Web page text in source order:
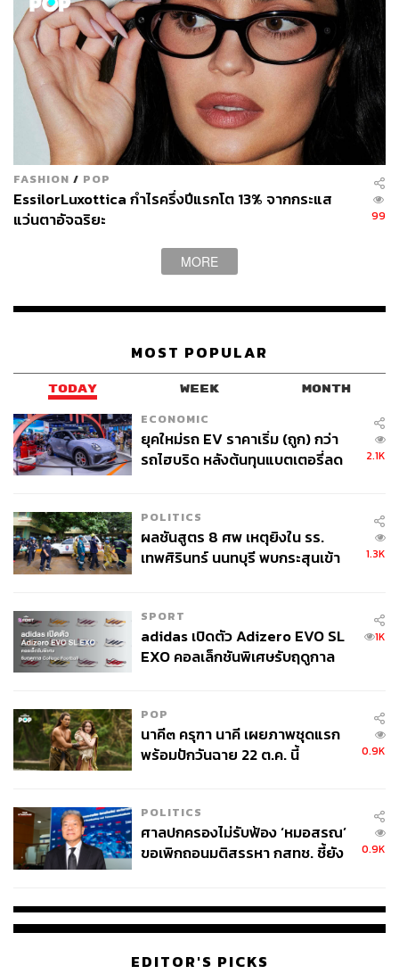
FASHION / POP
EssilorLuxottica กำไรครึ่งปีแรกโต 13% จากกระแส
แว่นตาอัจฉริยะ
99
MORE
MOST POPULAR
TODAY WEEK MONTH
ECONOMIC
ยุคใหม่รถ EV ราคาเริ่ม (ถูก) กว่า
รถไฮบริด หลังต้นทุนแบตเตอรี่ลด
2.1K
POLITICS
ผลชันสูตร 8 ศพ เหตุยิงใน รร.
เทพศิรินทร์ นนทบุรี พบกระสุนเข้า
1.3K
SPORT
adidas เปิดตัว Adizero EVO SL
EXO คอลเล็กชันพิเศษรับฤดูกาล
1K
POP
นาคี๓ ครุฑา นาคี เผยภาพชุดแรก
พร้อมปักวันฉาย 22 ต.ค. นี้
0.9K
POLITICS
ศาลปกครองไม่รับฟ้อง ‘หมอสรณ’
ขอเพิกถอนมติสรรหา กสทช. ชี้ยัง
0.9K
EDITOR'S PICKS